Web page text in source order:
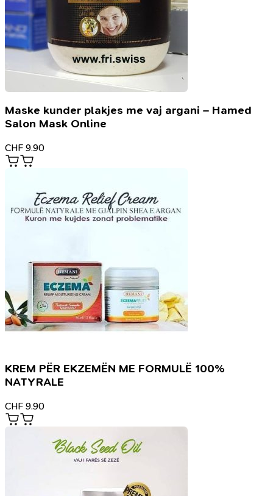
Maske kunder plakjes me vaj argani – Hamed
Salon Mask Online
CHF 9.90
KREM PËR EKZEMËN ME FORMULË 100%
NATYRALE
CHF 9.90